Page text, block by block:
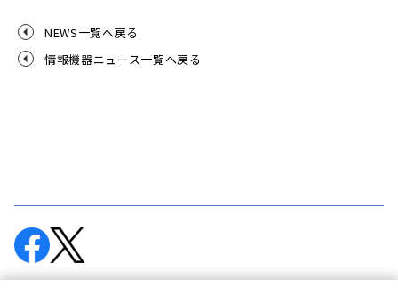
NEWS一覧へ戻る
情報機器ニュース一覧へ戻る